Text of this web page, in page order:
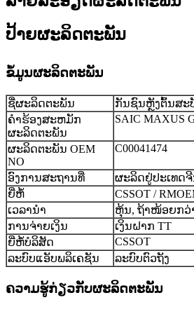
ປ້າຍຜະລິດຕະພັນ
ຂໍ້ມູນຜະລິດຕະພັນ
ຊື່ຜະລິດຕະພັນ
ກັນຊົນຫຼັງຕົ້ນສະ
ຄໍາຮ້ອງສະຫມັກ
ຜະລິດຕະພັນ
SAIC MAXUS
ຜະລິດຕະພັນ OEM
NO
C00041474
ອົງການສະຖານທີ່
ຜະລິດຢູ່ປະເທດ
ຍີ່ຫໍ້
CSSOT /
ເວລານຳ
ຫຸ້ນ, ຖ້າໜ້ອຍກວ່
ການຈ່າຍເງິນ
ເງິນຝາກ TT
ຍີ່ຫໍ້ບໍລິສັດ
CSSOT
ລະບົບແອັບພລິເຄຊັນ
ລະບົບຕົວຖັງ
ຄວາມຮູ້ກ່ຽວກັບຜະລິດຕະພັນ